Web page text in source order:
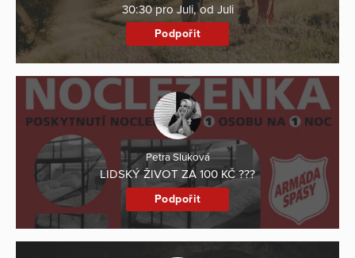
30:30 pro Juli, od Juli
Podpořit
Petra Sluková
LIDSKÝ ŽIVOT ZA 100 KČ ???
Podpořit